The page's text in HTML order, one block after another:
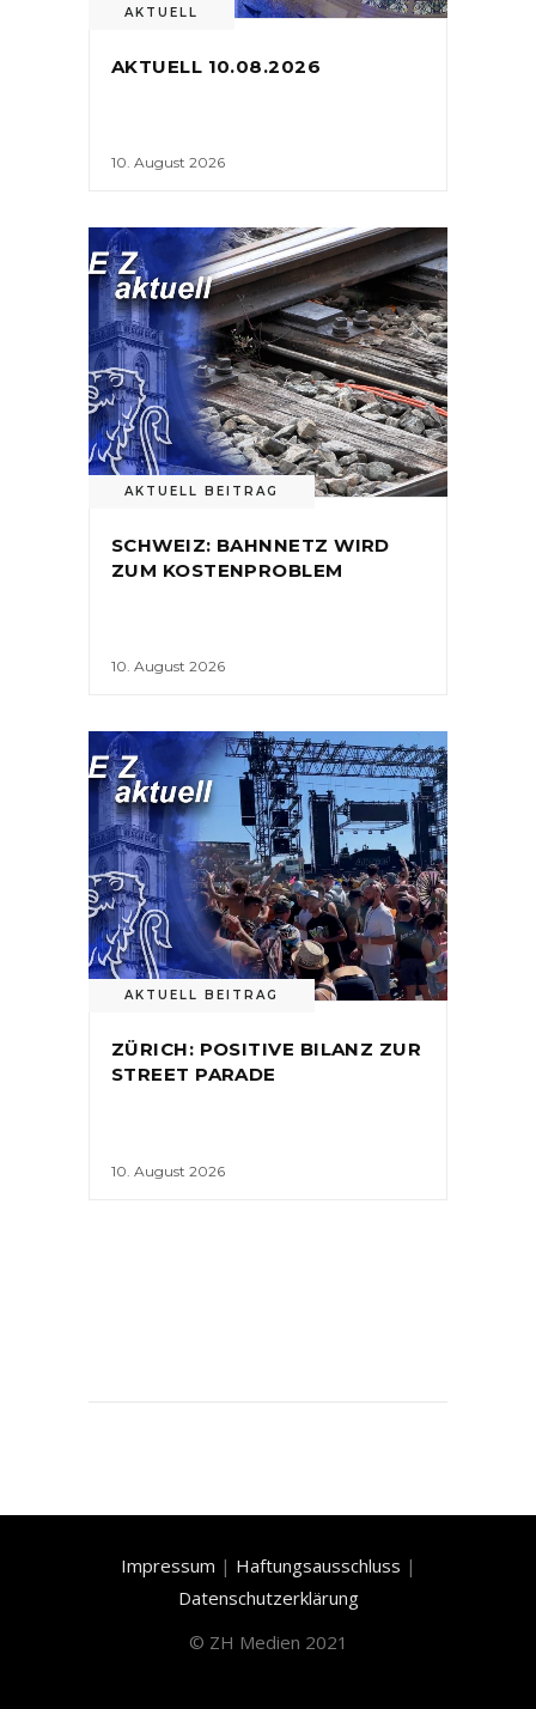
AKTUELL
AKTUELL 10.08.2026
10. August 2026
AKTUELL BEITRAG
SCHWEIZ: BAHNNETZ WIRD
ZUM KOSTENPROBLEM
10. August 2026
AKTUELL BEITRAG
ZÜRICH: POSITIVE BILANZ ZUR
STREET PARADE
10. August 2026
Impressum | Haftungsausschluss |
Datenschutzerklärung
© ZH Medien 2021